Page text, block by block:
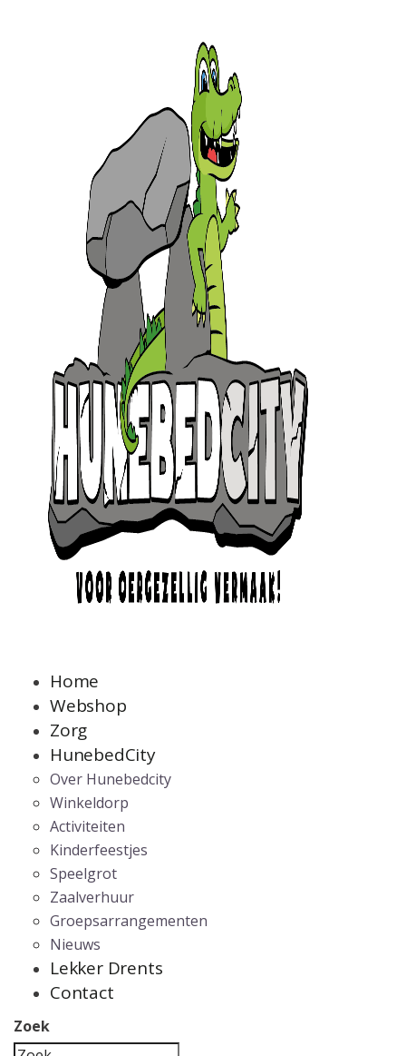
Home
Webshop
Zorg
HunebedCity
Over Hunebedcity
Winkeldorp
Activiteiten
Kinderfeestjes
Speelgrot
Zaalverhuur
Groepsarrangementen
Nieuws
Lekker Drents
Contact
Zoek